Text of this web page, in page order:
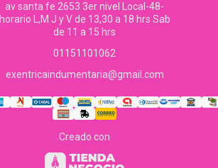
av santa fe 2653 3er nivel Local-48-
horario L,M J y V de 13,30 a 18 hrs Sab
de 11 a 15 hrs
01151101062
exentricaindumentaria@gmail.com
Creado con